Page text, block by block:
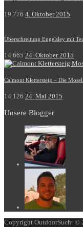
19.776 4. Oktober 2015
Überschreitung Engelsley mit
14.665 24. Oktober 2015
Calmont Klettersteig – Die
14.126 24. Mai 2015
Unsere Blogger
Copyright OutdoorSucht ©